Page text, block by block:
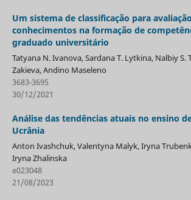
Um sistema de classificação para
conhecimentos na formação de
graduado universitário
Tatyana N. Ivanova, Sardana T. Lytkina, Nalbiy S.
Zakieva, Andino Maseleno
3683-3695
30/12/2021
Análise das tendências atuais no ensino
Ucrânia
Anton Ivashchuk, Valentyna Malyk, Iryna
Iryna Zhalinska
e023048
21/08/2023